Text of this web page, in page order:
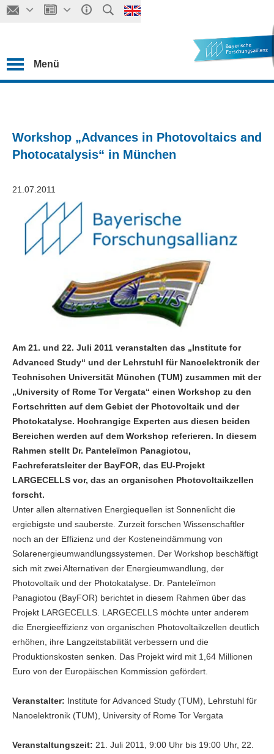
Menü
Workshop „Advances in Photovoltaics and
Photocatalysis“ in München
21.07.2011
Am 21. und 22. Juli 2011 veranstalten das „Institute for
Advanced Study“ und der Lehrstuhl für Nanoelektronik der
Technischen Universität München (TUM) zusammen mit der
„University of Rome Tor Vergata“ einen Workshop zu den
Fortschritten auf dem Gebiet der Photovoltaik und der
Photokatalyse. Hochrangige Experten aus diesen beiden
Bereichen werden auf dem Workshop referieren. In diesem
Rahmen stellt Dr. Panteleïmon Panagiotou,
Fachreferatsleiter der BayFOR, das EU-Projekt
LARGECELLS vor, das an organischen Photovoltaikzellen
forscht.
Unter allen alternativen Energiequellen ist Sonnenlicht die
ergiebigste und sauberste. Zurzeit forschen Wissenschaftler
noch an der Effizienz und der Kosteneindämmung von
Solarenergieumwandlungssystemen. Der Workshop beschäftigt
sich mit zwei Alternativen der Energieumwandlung, der
Photovoltaik und der Photokatalyse. Dr. Panteleïmon
Panagiotou (BayFOR) berichtet in diesem Rahmen über das
Projekt LARGECELLS. LARGECELLS möchte unter anderem
die Energieeffizienz von organischen Photovoltaikzellen deutlich
erhöhen, ihre Langzeitstabilität verbessern und die
Produktionskosten senken. Das Projekt wird mit 1,64 Millionen
Euro von der Europäischen Kommission gefördert.
Veranstalter: Institute for Advanced Study (TUM), Lehrstuhl für
Nanoelektronik (TUM), University of Rome Tor Vergata
Veranstaltungszeit: 21. Juli 2011, 9:00 Uhr bis 19:00 Uhr, 22.